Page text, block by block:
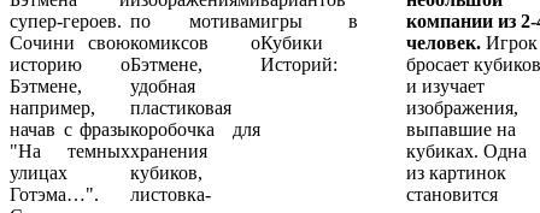
супер-героев.
Сочини свою
историю о
Бэтмене,
например,
начав с фразы
"На темных
улицах
Готэма…".
по мотивам
комиксов о
Бэтмене,
удобная
пластиковая
коробочка для
хранения
кубиков,
листовка-
игры в
Кубики
Историй:
компании из 2-
человек. Игрок
бросает кубиков
и изучает
изображения,
выпавшие на
кубиках. Одна
из картинок
становится